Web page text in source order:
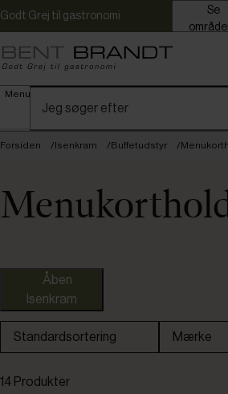
Godt Grej til gastronomi
Menu
Forsiden Isenkram Buffetudstyr
Isenkram
Standardsortering Mærke
14 Produkter